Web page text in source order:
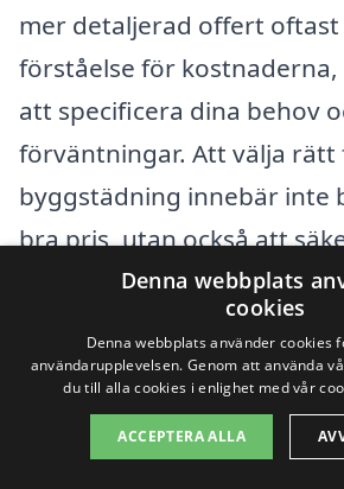
mer detaljerad offert
förståelse för kostnaderna,
att specificera dina behov
förväntningar. Att välja
byggstädning innebär inte
bra pris, utan också att
kvalitativ städning som ger
slutresultat efter
att vara informerad och
alternativ blir det lättare
beslut i jakten på
Denna webbplats
cookies
Denna webbplats använder cookies
användarupplevelsen. Genom att använda
du till alla cookies i enlighet med vår
ACCEPTERA ALLA